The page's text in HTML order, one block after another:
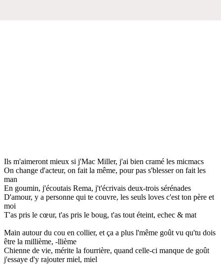
Ils m'aimeront mieux si j'Mac Miller, j'ai bien cramé les micmacs
On change d'acteur, on fait la même, pour pas s'blesser on fait les
man
En goumin, j'écoutais Rema, j't'écrivais deux-trois sérénades
D'amour, y a personne qui te couvre, les seuls loves c'est ton père et
moi
T'as pris le cœur, t'as pris le boug, t'as tout éteint, echec & mat
Main autour du cou en collier, et ça a plus l'même goût vu qu'tu dois
être la millième, -llième
Chienne de vie, mérite la fourrière, quand celle-ci manque de goût
j'essaye d'y rajouter miel, miel